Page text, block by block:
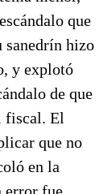
que
sanedrín hizo
y explotó
de que
fiscal. El
que no
en la